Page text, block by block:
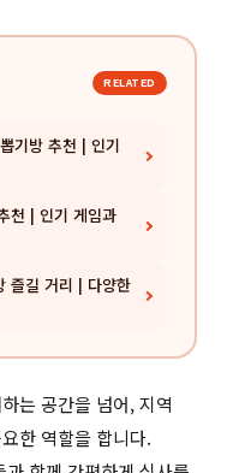
RELATED
기방 추천 | 인기
천 | 인기 게임과
즐길 거리 | 다양한
는 공간을 넘어, 지역
한 역할을 합니다.